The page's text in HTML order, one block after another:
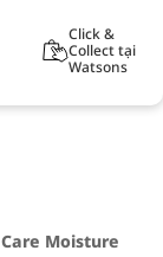
Click &
Collect tại
Watsons
Moisture